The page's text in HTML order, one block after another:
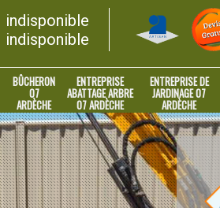
indisponible
indisponible
BÛCHERON
07
ARDÈCHE
ENTREPRISE
ABATTAGE ARBRE
07 ARDÈCHE
ENTREPRISE DE
JARDINAGE 07
ARDÈCHE